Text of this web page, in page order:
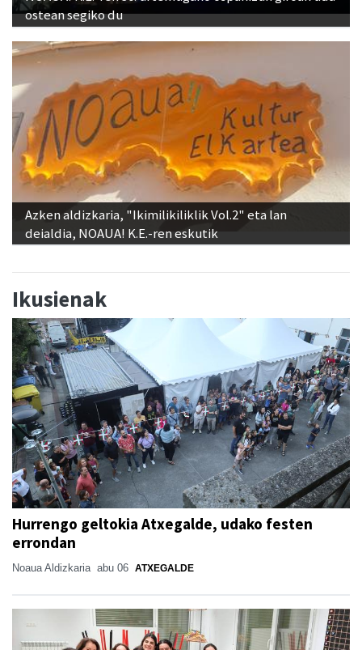
ostean segiko du
Azken aldizkaria, "Ikimilikiliklik Vol.2" eta lan
deialdia, NOAUA! K.E.-ren eskutik
Ikusienak
Hurrengo geltokia Atxegalde, udako festen
errondan
Noaua Aldizkaria abu 06 ATXEGALDE